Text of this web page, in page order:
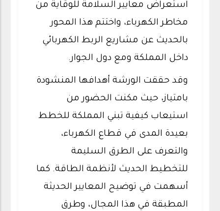
استعراض معايير السلامة للوقاية من
مخاطر الكهرباء، واختتم هذا المحور
بالحديث عن مشاريع الربط الكهربائي
داخل المملكة ومع دول الجوار.
وقد حققت الورشة أهدافها المنشودة
بامتياز، حيث مكنت الحضور من
استيعاب كيفية تبني المملكة للخطط
بعيدة المدى في قطاع الكهرباء،
والتعرف على الطرق السليمة
للتخطيط الحديث لأنظمة الطاقة. كما
أسهمت في توضيح المعايير الحديثة
المطبقة في هذا المجال، وطرق